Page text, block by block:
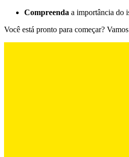
Compreenda a importância do
Você está pronto para começar?